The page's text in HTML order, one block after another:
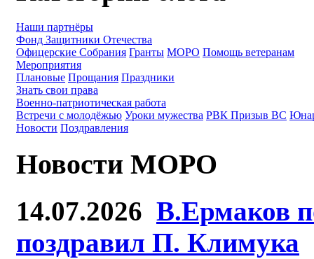
Наши партнёры
Фонд Защитники Отечества
Офицерские Собрания Гранты МОРО Помощь ветеранам
Мероприятия
Плановые Прощания Праздники
Знать свои права
Военно-патриотическая работа
Встречи с молодёжью Уроки мужества РВК Призыв ВС
Новости Поздравления
Новости МОРО
14.07.2026 В.Ермаков
поздравил П. Климука